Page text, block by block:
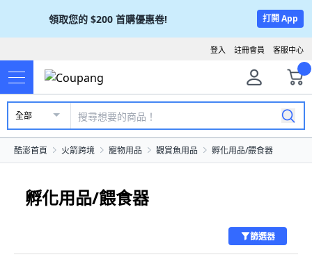
領取您的 $200 首購優惠卷! 打開 App
客服中心
註冊會員
登入
全部
酷澎首頁 火箭跨境 寵物用品 觀賞魚用品 孵化用品/餵食器
孵化用品/餵食器
篩選器